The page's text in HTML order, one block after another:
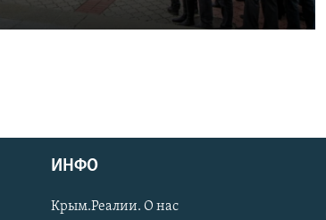
ИНФО
Крым.Реалии. О нас